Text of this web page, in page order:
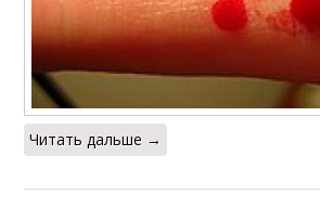
Читать дальше →